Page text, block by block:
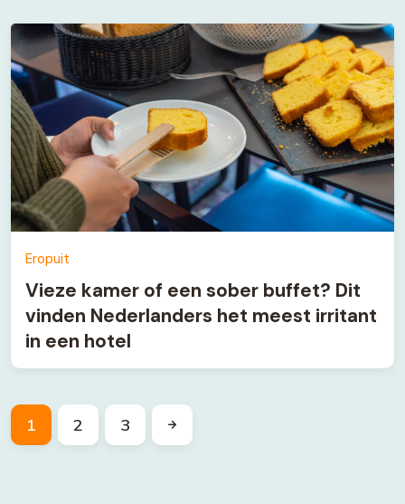
Eropuit
Vieze kamer of een sober buffet? Dit
vinden Nederlanders het meest irritant
in een hotel
1 2 3